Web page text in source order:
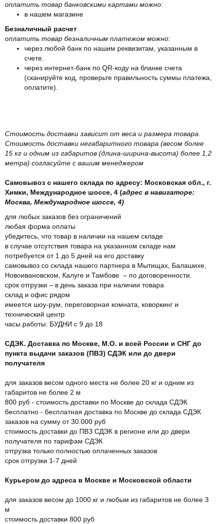
оплатить товар банковскими картами можно:
в нашем магазине
Безналичный расчет
оплатить товар безналичным платежом можно:
через любой банк по нашим реквизитам, указанным в
счете.
через интернет-банк по QR-коду на бланке счета
(сканируйте код, проверьте правильность суммы платежа,
оплатите).
Стоимость доставки зависит от веса и размера товара.
Стоимость доставки негабаритного товара (весом более
15 кг и одним из габаритов (длина-ширина-высота) более 1,2
метра) согласуйте с вашим менеджером
Самовывоз с нашего склада по адресу: Московская обл., г.
Химки, Международное шоссе, 4 (адрес в навигаторе:
Москва, Международное шоссе, 4)
для любых заказов без ограничений
любая форма оплаты
убедитесь, что товар в наличии на нашем складе
в случае отсутствия товара на указанном складе нам
потребуется от 1 до 5 дней на его доставку
самовывоз со склада нашего партнера в Мытищах, Балашихе,
Новоивановском, Калуге и Тамбове – по договоренности.
срок отгрузки – в день заказа при наличии товара
склад и офис рядом
имеется шоу-рум, переговорная комната, коворкинг и
технический центр
часы работы: БУДНИ с 9 до 18
СДЭК. Доставка по Москве, М.О. и всей России и СНГ до
пункта выдачи заказов (ПВЗ) СДЭК или до двери
получателя
для заказов весом одного места не более 20 кг и одним из
габаритов не более 2 м
800 руб - стоимость доставки по Москве до склада СДЭК
бесплатно - бесплатная доставка по Москве до склада СДЭК
заказов на сумму от 30.000 руб
стоимость доставки до ПВЗ СДЭК в регионе или до двери
получателя по тарифам СДЭК
отгрузка только полностью оплаченных заказов
срок отгрузки 1-7 дней
Курьером до адреса в Москве и Московской области
для заказов весом до 1000 кг и любым из габаритов не более 3
м
стоимость доставки 800 руб